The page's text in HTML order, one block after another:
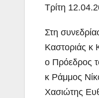
Τρίτη
Στη
Καστοριάς κ
ο Πρόεδρος
κ Ράμμος
Χασιώτης